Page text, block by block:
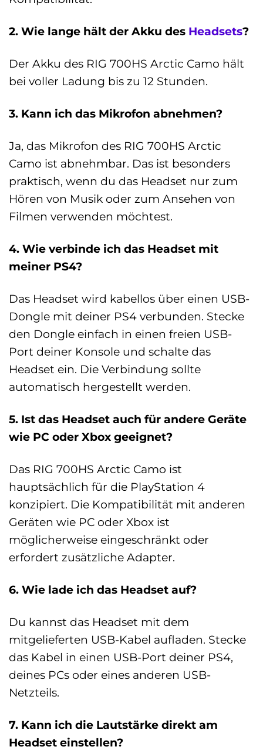
2. Wie lange hält der Akku des Headsets?
Der Akku des RIG 700HS Arctic Camo hält
bei voller Ladung bis zu 12 Stunden.
3. Kann ich das Mikrofon abnehmen?
Ja, das Mikrofon des RIG 700HS Arctic
Camo ist abnehmbar. Das ist besonders
praktisch, wenn du das Headset nur zum
Hören von Musik oder zum Ansehen von
Filmen verwenden möchtest.
4. Wie verbinde ich das Headset mit
meiner PS4?
Das Headset wird kabellos über einen USB-
Dongle mit deiner PS4 verbunden. Stecke
den Dongle einfach in einen freien USB-
Port deiner Konsole und schalte das
Headset ein. Die Verbindung sollte
automatisch hergestellt werden.
5. Ist das Headset auch für andere Geräte
wie PC oder Xbox geeignet?
Das RIG 700HS Arctic Camo ist
hauptsächlich für die PlayStation 4
konzipiert. Die Kompatibilität mit anderen
Geräten wie PC oder Xbox ist
möglicherweise eingeschränkt oder
erfordert zusätzliche Adapter.
6. Wie lade ich das Headset auf?
Du kannst das Headset mit dem
mitgelieferten USB-Kabel aufladen. Stecke
das Kabel in einen USB-Port deiner PS4,
deines PCs oder eines anderen USB-
Netzteils.
7. Kann ich die Lautstärke direkt am
Headset einstellen?